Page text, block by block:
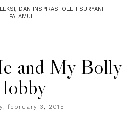
DAN INSPIRASI OLEH SURYANI
PALAMUI
and My Bolly
february 3, 2015